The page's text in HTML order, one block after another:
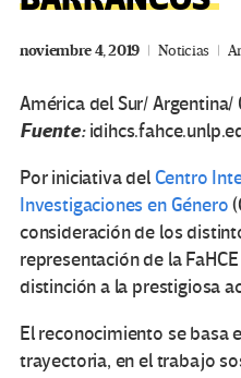
noviembre 4, 2019 Noticias
América del Sur/ Argentina/
Fuente:
Por iniciativa delCentro
Investigaciones en Género
consideración de los
representación de la
distinción a la prestigiosa
El reconocimiento se basa
trayectoria, en el trabajo